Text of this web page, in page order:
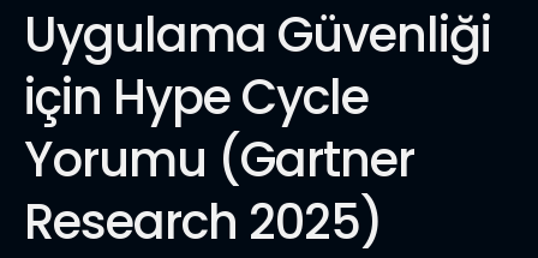
Uygulama Güvenliği
için Hype Cycle
Yorumu (Gartner
Research 2025)